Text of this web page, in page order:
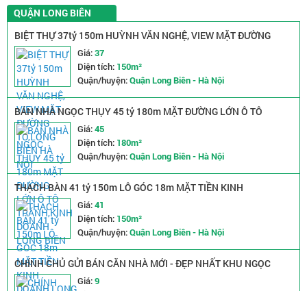
QUẬN LONG BIÊN
BIỆT THỰ 37tỷ 150m HUỲNH VĂN NGHỆ, VIEW MẶT ĐƯỜNG
TO,LONG BIÊN HÀ NỘI
Giá:37
Diện tích: 150m²
Quận/huyện:Quận Long Biên - Hà Nội
BÁN NHÀ NGỌC THỤY 45 tỷ 180m MẶT ĐƯỜNG LỚN Ô TÔ
TRÁNH,KINH DOANH LONG BIÊN
Giá:45
Diện tích: 180m²
Quận/huyện:Quận Long Biên - Hà Nội
THẠCH BÀN 41 tỷ 150m LÔ GÓC 18m MẶT TIỀN KINH
DOANH,LONG BIÊN
Giá:41
Diện tích: 150m²
Quận/huyện:Quận Long Biên - Hà Nội
CHÍNH CHỦ GỬI BÁN CĂN NHÀ MỚI - ĐẸP NHẤT KHU NGỌC
THUỴ HIỆN TẠI!Giá:9